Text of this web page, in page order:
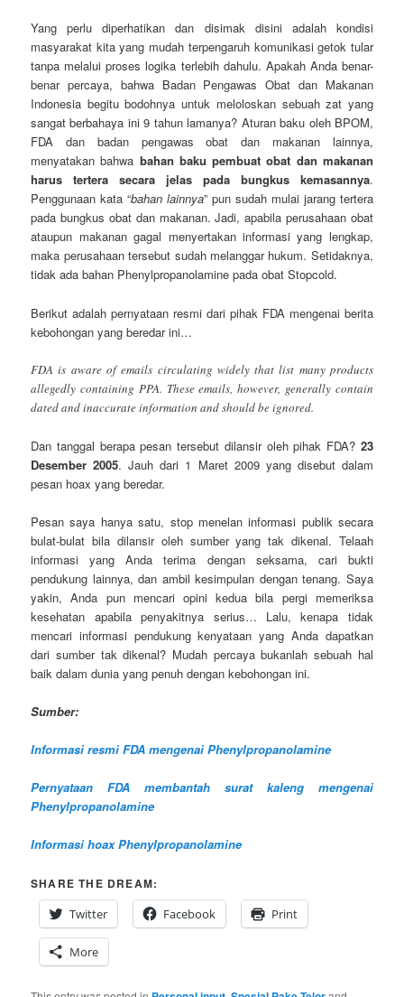
Yang perlu diperhatikan dan disimak disini adalah kondisi
masyarakat kita yang mudah terpengaruh komunikasi getok tular
tanpa melalui proses logika terlebih dahulu. Apakah Anda benar-
benar percaya, bahwa Badan Pengawas Obat dan Makanan
Indonesia begitu bodohnya untuk meloloskan sebuah zat yang
sangat berbahaya ini 9 tahun lamanya? Aturan baku oleh BPOM,
FDA dan badan pengawas obat dan makanan lainnya,
menyatakan bahwa bahan baku pembuat obat dan makanan
harus tertera secara jelas pada bungkus kemasannya.
Penggunaan kata “bahan lainnya” pun sudah mulai jarang tertera
pada bungkus obat dan makanan. Jadi, apabila perusahaan obat
ataupun makanan gagal menyertakan informasi yang lengkap,
maka perusahaan tersebut sudah melanggar hukum. Setidaknya,
tidak ada bahan Phenylpropanolamine pada obat Stopcold.
Berikut adalah pernyataan resmi dari pihak FDA mengenai berita
kebohongan yang beredar ini…
FDA is aware of emails circulating widely that list many products
allegedly containing PPA. These emails, however, generally contain
dated and inaccurate information and should be ignored.
Dan tanggal berapa pesan tersebut dilansir oleh pihak FDA? 23
Desember 2005. Jauh dari 1 Maret 2009 yang disebut dalam
pesan hoax yang beredar.
Pesan saya hanya satu, stop menelan informasi publik secara
bulat-bulat bila dilansir oleh sumber yang tak dikenal. Telaah
informasi yang Anda terima dengan seksama, cari bukti
pendukung lainnya, dan ambil kesimpulan dengan tenang. Saya
yakin, Anda pun mencari opini kedua bila pergi memeriksa
kesehatan apabila penyakitnya serius… Lalu, kenapa tidak
mencari informasi pendukung kenyataan yang Anda dapatkan
dari sumber tak dikenal? Mudah percaya bukanlah sebuah hal
baik dalam dunia yang penuh dengan kebohongan ini.
Sumber:
Informasi resmi FDA mengenai Phenylpropanolamine
Pernyataan FDA membantah surat kaleng mengenai
Phenylpropanolamine
Informasi hoax Phenylpropanolamine
SHARE THE DREAM:
Twitter
Facebook Print
More